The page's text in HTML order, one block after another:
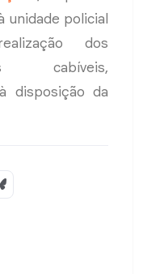
unidade policial
dos
cabíveis,
disposição da